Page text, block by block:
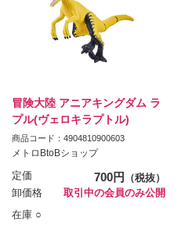
冒険大陸 アニアキングダム ラ
プル(ヴェロキラプトル)
商品コード：4904810900603
メトロBtoBショップ
定価 700円
（税抜）
卸価格
取引中の会員のみ公開
在庫 ○